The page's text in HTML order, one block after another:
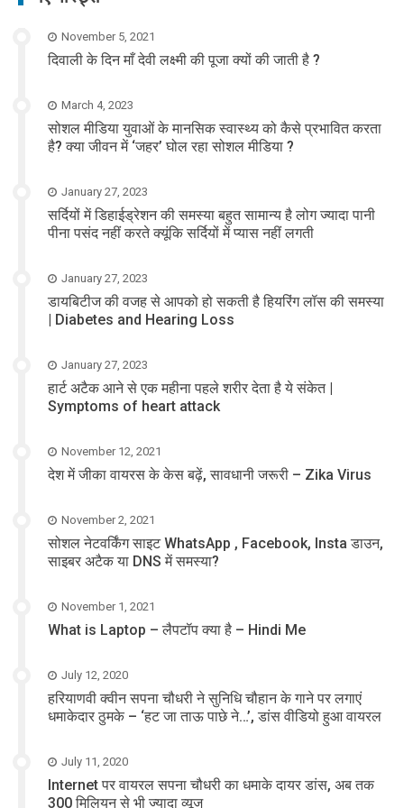
November 5, 2021
दिवाली के दिन माँ देवी लक्ष्मी की पूजा क्यों की जाती है ?
March 4, 2023
सोशल मीडिया युवाओं के मानसिक स्वास्थ्य को कैसे प्रभावित करता
है? क्या जीवन में ‘जहर’ घोल रहा सोशल मीडिया ?
January 27, 2023
सर्दियों में डिहाईड्रेशन की समस्या बहुत सामान्य है लोग ज्यादा पानी
पीना पसंद नहीं करते क्यूंकि सर्दियों में प्यास नहीं लगती
January 27, 2023
डायबिटीज की वजह से आपको हो सकती है हियरिंग लॉस की समस्या
| Diabetes and Hearing Loss
January 27, 2023
हार्ट अटैक आने से एक महीना पहले शरीर देता है ये संकेत |
Symptoms of heart attack
November 12, 2021
देश में जीका वायरस के केस बढ़ें, सावधानी जरूरी – Zika Virus
November 2, 2021
सोशल नेटवर्किंग साइट WhatsApp , Facebook, Insta डाउन,
साइबर अटैक या DNS में समस्या?
November 1, 2021
What is Laptop – लैपटॉप क्या है – Hindi Me
July 12, 2020
हरियाणवी क्वीन सपना चौधरी ने सुनिधि चौहान के गाने पर लगाएं
धमाकेदार ठुमके – ‘हट जा ताऊ पाछे ने…’, डांस वीडियो हुआ वायरल
July 11, 2020
Internet पर वायरल सपना चौधरी का धमाके दायर डांस, अब तक
300 मिलियन से भी ज्यादा व्यूज